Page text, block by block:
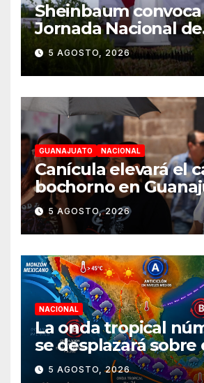
Sheinbaum convoca
Jornada Nacional de
Reforestación el 9
5 AGOSTO, 2026
GUANAJUATO NACIONAL
Canícula elevará el
bochorno en
durante agosto
5 AGOSTO, 2026
NACIONAL
La onda tropical
se desplazará sobre
territorio nacional
5 AGOSTO, 2026